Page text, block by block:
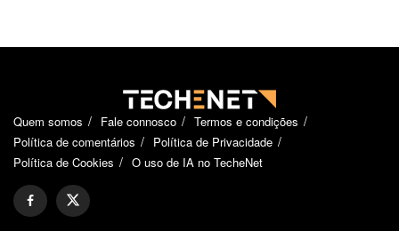
Quem somos Fale connosco
Termos e condições
Política de comentários
Política de Privacidade
Política de Cookies
O uso de IA no TecheNet